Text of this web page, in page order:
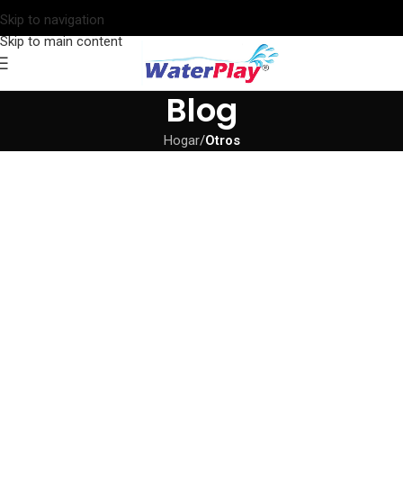
Skip to navigation
Skip to main content
Blog
Hogar/Otros